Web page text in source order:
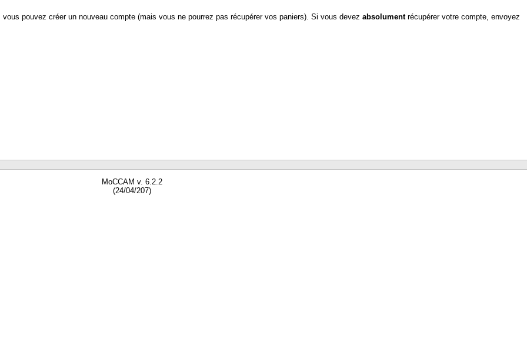
pouvez créer un nouveau compte (mais vous ne pourrez pas récupérer vos paniers). Si vous devez absolumentrécupérer votre compte, envoyez
MoCCAM v. 6.2.2
(24/04/207)